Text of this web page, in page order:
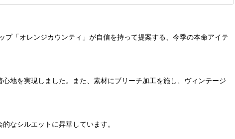
「オレンジカウンティ」が自信を持って提案する、今季の本命アイテ
地を実現しました。また、素材にブリーチ加工を施し、ヴィンテージ
なシルエットに昇華しています。